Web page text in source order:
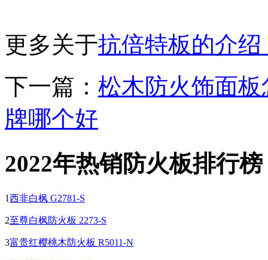
更多关于抗倍特板的介
下一篇： 松木防火饰面板
牌哪个好
2022年热销防火板排行榜
1西非白枫 G2781-S
2至尊白枫防火板 2273-S
3富贵红樱桃木防火板 R5011-N